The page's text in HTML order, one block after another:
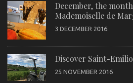
December, the
Mademoiselle de
3 DECEMBER 2016
Discover Saint-
25 NOVEMBER 2016